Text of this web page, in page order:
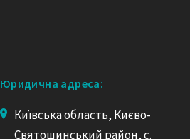
Юридична адреса:
Київська область, Києво-
Святошинський район, с.